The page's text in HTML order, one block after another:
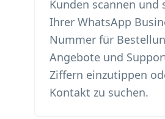
Kunden scannen und
Ihrer WhatsApp
Nummer für
Angebote und
Ziffern einzutippen
Kontakt zu suchen.